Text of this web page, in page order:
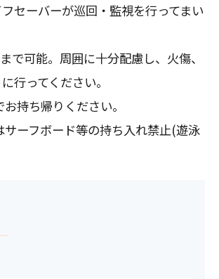
フセーバーが巡回・監視を行ってまい
で可能。周囲に十分配慮し、火傷、
行ってください。
持ち帰りください。
ーフボード等の持ち入れ禁止(遊泳